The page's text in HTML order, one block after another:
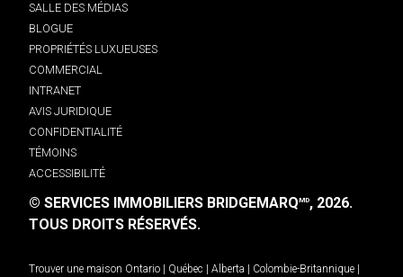
SALLE DES MÉDIAS
BLOGUE
PROPRIÉTÉS LUXUEUSES
COMMERCIAL
INTRANET
AVIS JURIDIQUE
CONFIDENTIALITÉ
TÉMOINS
ACCESSIBILITÉ
© SERVICES IMMOBILIERS BRIDGEMARQMD, 2026.
TOUS DROITS RÉSERVÉS.
Trouver une maison Ontario Québec Alberta Colombie-Britannique